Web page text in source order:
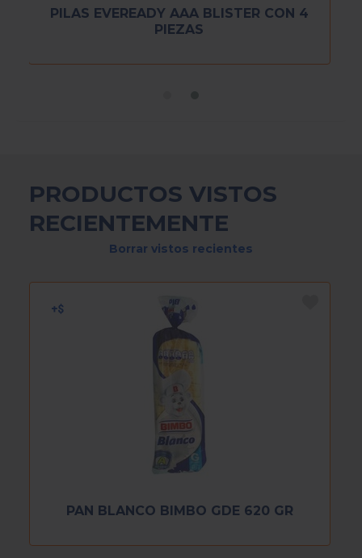
PILAS EVEREADY AAA BLISTER CON 4
PIEZAS
PRODUCTOS VISTOS
RECIENTEMENTE
Borrar vistos recientes
PAN BLANCO BIMBO GDE 620 GR